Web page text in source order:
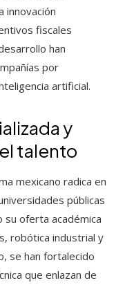
innovación
fiscales
han
por
artificial.
y
talento
mexicano radica en
públicas
su oferta académica
robótica industrial y
se han fortalecido
que enlazan de